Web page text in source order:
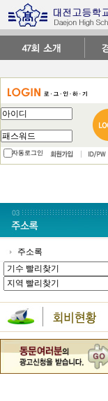
자동로그인
주소록